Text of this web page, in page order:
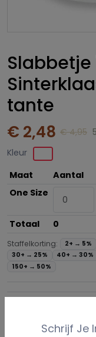
Slabbetje
tante
€ 2,48 € 4,95
Kleur
Maat
Aantal
One Size
Totaal 0
Staffelkorting: 2+ → 5%
30+ → 25% 40+ →30%
150+ → 50%
Schrijf Je